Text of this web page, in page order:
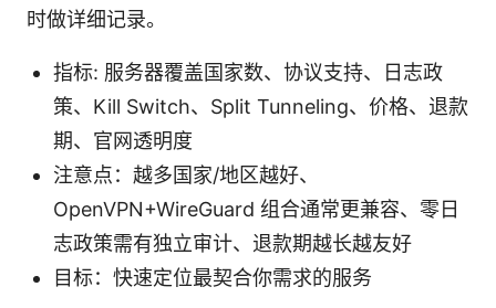
时做详细记录。
指标: 服务器覆盖国家数、协议支持、日志政
策、Kill Switch、Split Tunneling、价格、退款
期、官网透明度
注意点：越多国家/地区越好、
OpenVPN+WireGuard 组合通常更兼容、零日
志政策需有独立审计、退款期越长越友好
目标：快速定位最契合你需求的服务